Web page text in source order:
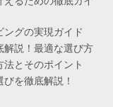
グの実現ガイド
解説！最適な選び方
とそのポイント
を徹底解説！